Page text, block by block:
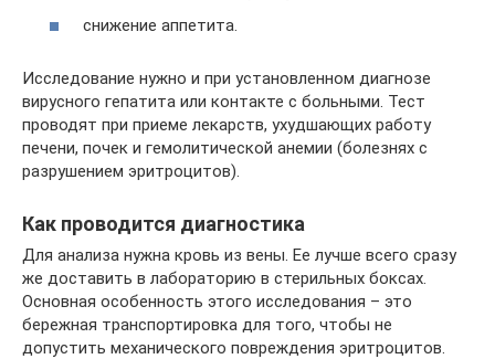
снижение аппетита.
Исследование нужно и при установленном диагнозе
вирусного гепатита или контакте с больными. Тест
проводят при приеме лекарств, ухудшающих работу
печени, почек и гемолитической анемии (болезнях с
разрушением эритроцитов).
Как проводится диагностика
Для анализа нужна кровь из вены. Ее лучше всего сразу
же доставить в лабораторию в стерильных боксах.
Основная особенность этого исследования – это
бережная транспортировка для того, чтобы не
допустить механического повреждения эритроцитов.